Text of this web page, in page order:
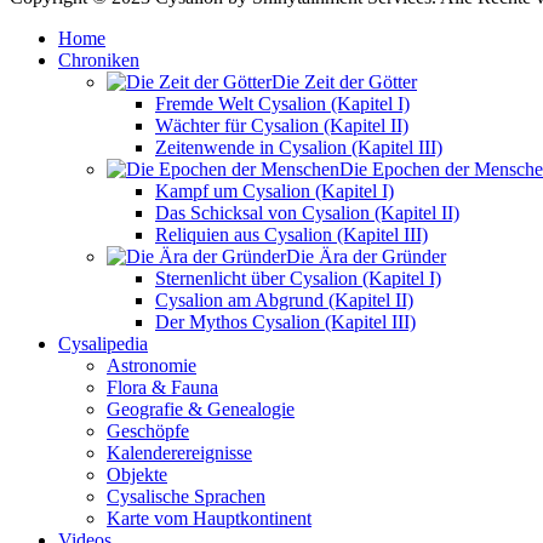
Home
Chroniken
Die Zeit der Götter
Fremde Welt Cysalion (Kapitel I)
Wächter für Cysalion (Kapitel II)
Zeitenwende in Cysalion (Kapitel III)
Die Epochen der
Kampf um Cysalion (Kapitel I)
Das Schicksal von Cysalion (Kapitel II)
Reliquien aus Cysalion (Kapitel III)
Die Ära der Gründer
Sternenlicht über Cysalion (Kapitel I)
Cysalion am Abgrund (Kapitel II)
Der Mythos Cysalion (Kapitel III)
Cysalipedia
Astronomie
Flora & Fauna
Geografie & Genealogie
Geschöpfe
Kalenderereignisse
Objekte
Cysalische Sprachen
Karte vom Hauptkontinent